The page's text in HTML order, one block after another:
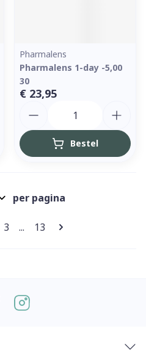
Pharmalens
Pharmalens 1-day -5,00
30
€ 23,95
Bestel
Pagina's
momenteel pagina
Pagina
3 ... Pagina
13
per pagina